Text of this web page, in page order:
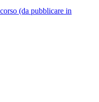
(da pubblicare in